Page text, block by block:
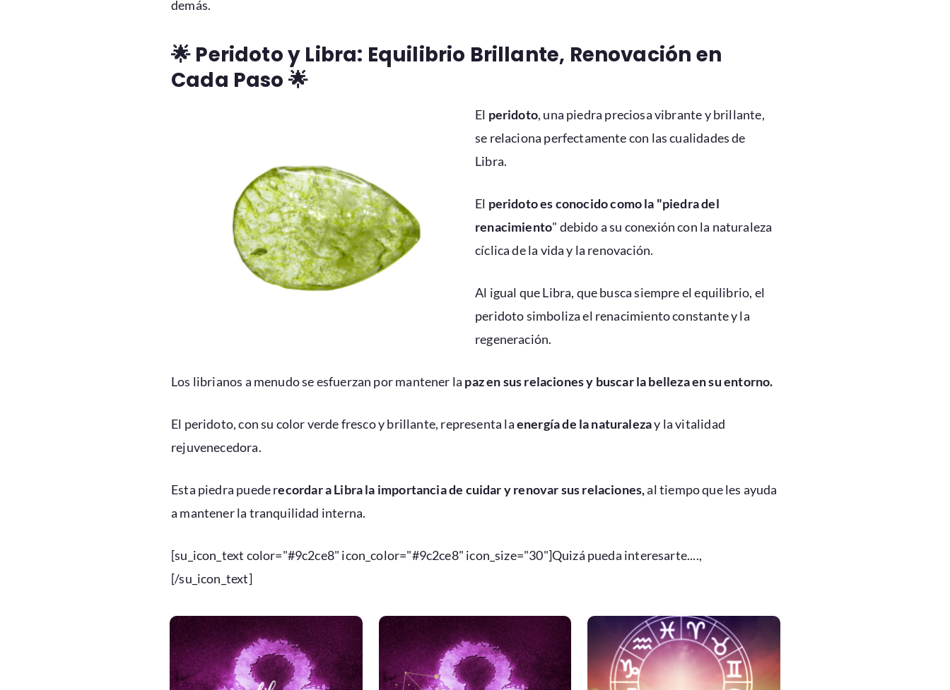
demás.
🌟 Peridoto y Libra: Equilibrio Brillante, Renovación en
Cada Paso 🌟
El peridoto, una piedra preciosa vibrante y brillante,
se relaciona perfectamente con las cualidades de
Libra.
El peridoto es conocido como la "piedra del
renacimiento" debido a su conexión con la naturaleza
cíclica de la vida y la renovación.
Al igual que Libra, que busca siempre el equilibrio, el
peridoto simboliza el renacimiento constante y la
regeneración.
Los librianos a menudo se esfuerzan por mantener la paz en sus relaciones y buscar la belleza en su entorno.
El peridoto, con su color verde fresco y brillante, representa laenergía de la naturalezay la vitalidad
rejuvenecedora.
Esta piedra puede recordar a Libra la importancia de cuidar y renovar sus relaciones,al tiempo que les ayuda
a mantener la tranquilidad interna.
[su_icon_text color="#9c2ce8" icon_color="#9c2ce8" icon_size="30"]Quizá pueda interesarte....,
[/su_icon_text]